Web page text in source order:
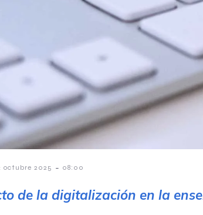
octubre 2025 - 08:00
de la digitalización en la